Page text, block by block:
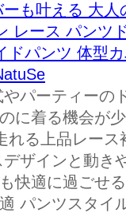
も叶える 大
レース パンツ
ドパンツ 体型
パーティーの
に着る機会が
れる上品レー
ザインと動き
快適に過ごせ
パンツスタイ